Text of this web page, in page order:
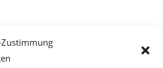
Zustimmung
1987 und